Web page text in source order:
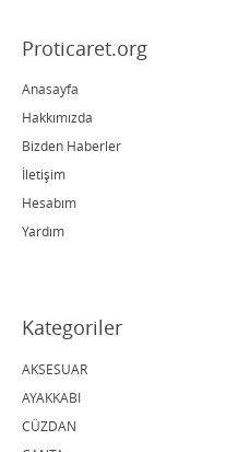
Proticaret.org
Anasayfa
Hakkımızda
Bizden Haberler
İletişim
Hesabım
Yardım
Kategoriler
AKSESUAR
AYAKKABI
CÜZDAN